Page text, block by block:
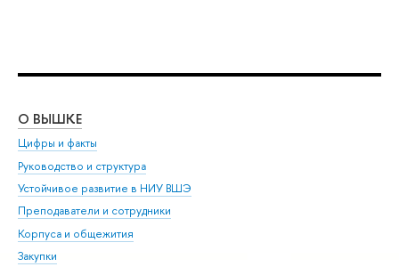
О ВЫШКЕ
Цифры и факты
Руководство и структура
Устойчивое развитие в НИУ ВШЭ
Преподаватели и сотрудники
Корпуса и общежития
Закупки